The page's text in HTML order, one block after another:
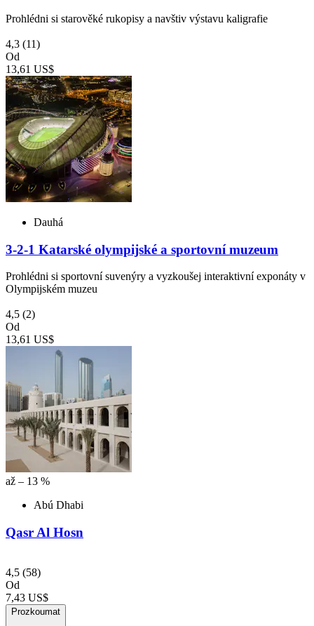
Prohlédni si starověké rukopisy a navštiv výstavu kaligrafie
4,3 (11)
Od
13,61 US$
Dauhá
3-2-1 Katarské olympijské a sportovní muzeum
Prohlédni si sportovní suvenýry a vyzkoušej interaktivní exponáty v
Olympijském muzeu
4,5 (2)
Od
13,61 US$
až – 13 %
Abú Dhabi
Qasr Al Hosn
4,5 (58)
Od
7,43 US$
Prozkoumat